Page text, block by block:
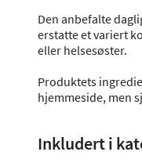
Den anbefalte
erstatte et variert
eller helsesøster.
Produktets
hjemmeside, men
Inkludert i